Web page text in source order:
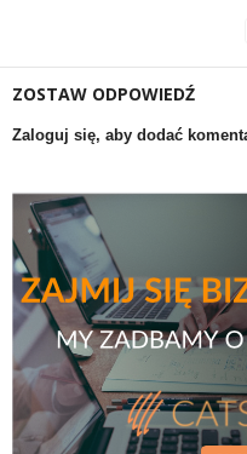
ZOSTAW ODPOWIEDŹ
Zaloguj się, aby dodać